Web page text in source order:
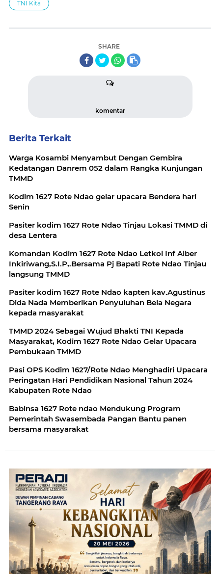
TNI Kita
SHARE
komentar
Berita Terkait
Warga Kosambi Menyambut Dengan Gembira
Kedatangan Danrem 052 dalam Rangka Kunjungan
TMMD
Kodim 1627 Rote Ndao gelar upacara Bendera hari
Senin
Pasiter kodim 1627 Rote Ndao Tinjau Lokasi TMMD di
desa Lentera
Komandan Kodim 1627 Rote Ndao Letkol Inf Alber
Inkiriwang,S.I.P,.Bersama Pj Bapati Rote Ndao Tinjau
langsung TMMD
Pasiter kodim 1627 Rote Ndao kapten kav.Agustinus
Dida Nada Memberikan Penyuluhan Bela Negara
kepada masyarakat
TMMD 2024 Sebagai Wujud Bhakti TNI Kepada
Masyarakat, Kodim 1627 Rote Ndao Gelar Upacara
Pembukaan TMMD
Pasi OPS Kodim 1627/Rote Ndao Menghadiri Upacara
Peringatan Hari Pendidikan Nasional Tahun 2024
Kabupaten Rote Ndao
Babinsa 1627 Rote ndao Mendukung Program
Pemerintah Swasembada Pangan Bantu panen
bersama masyarakat